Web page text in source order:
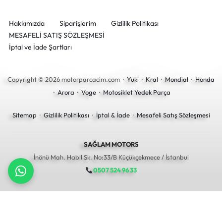
Hakkımızda Siparişlerim
Gizlilik Politikası
MESAFELİ SATIŞ SÖZLEŞMESİ
İptal ve İade Şartları
Copyright © 2026 motorparcacim.com · Yuki · Kral · Mondial · Honda
· Arora · Voge· Motosiklet Yedek Parça
Sitemap · Gizlilik Politikası · İptal & İade· Mesafeli Satış Sözleşmesi
SAĞLAM MOTORS
İnönü Mah. Habil Sk. No:33/B Küçükçekmece / İstanbul
0507 524 96 33